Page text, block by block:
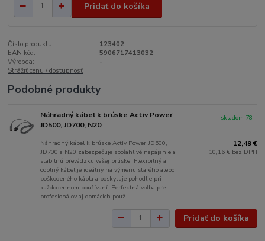
Pridať do košíka
Číslo produktu:
123402
EAN kód:
5906717413032
Výrobca:
-
Strážiť cenu / dostupnosť
Podobné produkty
Náhradný kábel k brúske Activ Power
JD500, JD700, N20
Náhradný kábel k brúske Activ Power JD500,
JD700 a N20 zabezpečuje spoľahlivé napájanie a
stabilnú prevádzku vašej brúske. Flexibilný a
odolný kábel je ideálny na výmenu starého alebo
poškodeného kábla a poskytuje pohodlie pri
každodennom používaní. Perfektná voľba pre
profesionálov aj domácich použ
12,49 €
10,16 € bez DPH
skladom 78
Pridať do košíka